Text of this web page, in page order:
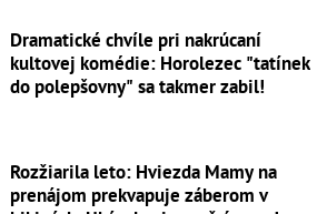
Dramatické chvíle pri nakrúcaní
kultovej komédie: Horolezec "tatínek
do polepšovny" sa takmer zabil!
Rozžiarila leto: Hviezda Mamy na
prenájom prekvapuje záberom v